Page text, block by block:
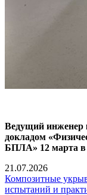
Ведущий инженер
докладом
БПЛА» 12 марта в
21.07.2026
Композитные
испытаний и